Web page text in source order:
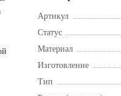
Артикул
Статус
Материал
Изготовление
Тип